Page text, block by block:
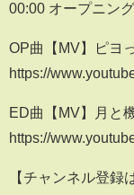
00:00 オープニング
OP曲【MV】ピヨ
https://
ED曲【MV】月と
https://
【チャンネル登録